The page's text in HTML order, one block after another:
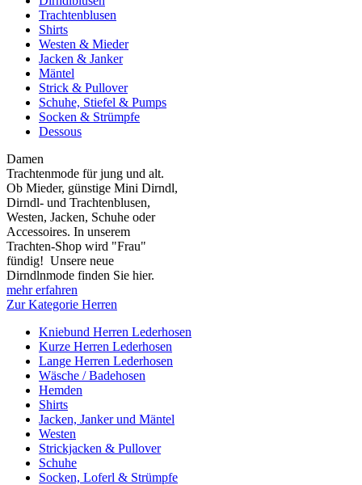
Trachtenblusen
Shirts
Westen & Mieder
Jacken & Janker
Mäntel
Strick & Pullover
Schuhe, Stiefel & Pumps
Socken & Strümpfe
Dessous
Damen
Trachtenmode für jung und alt.
Ob Mieder, günstige Mini Dirndl,
Dirndl- und Trachtenblusen,
Westen, Jacken, Schuhe oder
Accessoires. In unserem
Trachten-Shop wird "Frau"
fündig! Unsere neue
Dirndlnmode finden Sie hier.
mehr erfahren
Zur Kategorie Herren
Kniebund Herren Lederhosen
Kurze Herren Lederhosen
Lange Herren Lederhosen
Wäsche / Badehosen
Hemden
Shirts
Jacken, Janker und Mäntel
Westen
Strickjacken & Pullover
Schuhe
Socken, Loferl & Strümpfe